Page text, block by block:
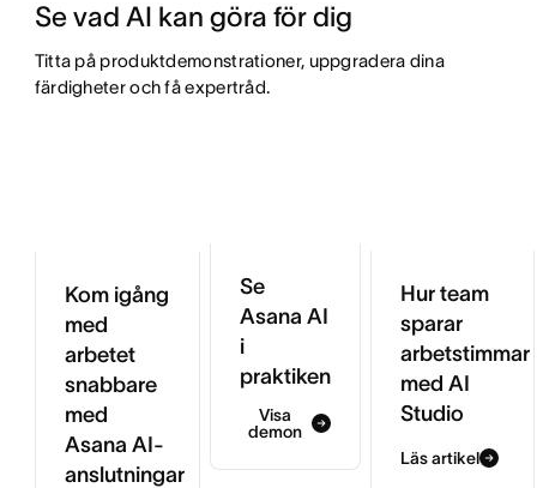
Se vad AI kan göra för dig
Titta på produktdemonstrationer, uppgradera dina
färdigheter och få expertråd.
Kom igång
med
arbetet
snabbare
med
Asana AI-
anslutningar
Se
Asana AI
i
praktiken
Visa
demon
Hur team
sparar
arbetstimmar
med AI
Studio
Läs artikel